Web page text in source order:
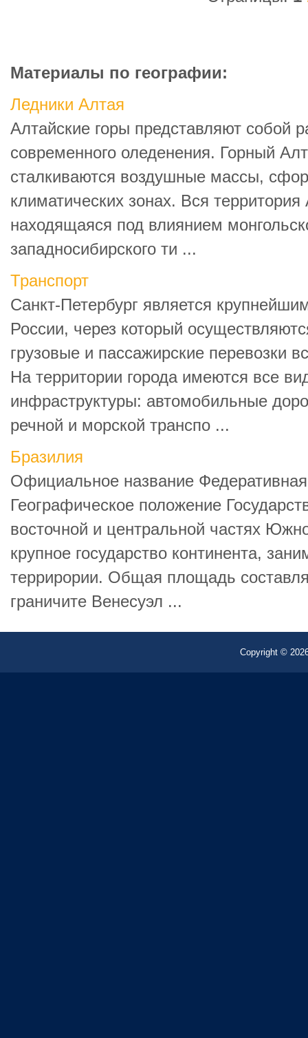
Материалы по географии:
Ледники Алтая
Алтайские горы представляют собой
современного оледенения. Горный
сталкиваются воздушные массы,
климатических зонах. Вся
находящаяся под влиянием
западносибирского ти ...
Транспорт
Санкт-Петербург является
России, через который
грузовые и пассажирские перевозки
На территории города имеются все
инфраструктуры: автомобильные
речной и морской транспо ...
Бразилия
Официальное название
Географическое положение
восточной и центральной частях
крупное государство континента,
террирории. Общая площадь
граничите Венесуэл ...
Copyright ©